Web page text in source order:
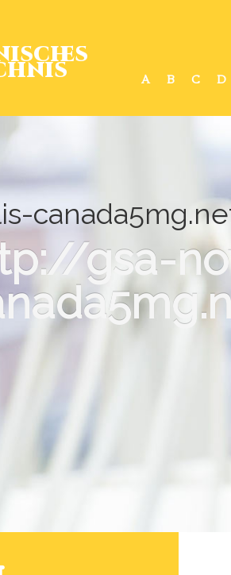
A B C D
gsa-